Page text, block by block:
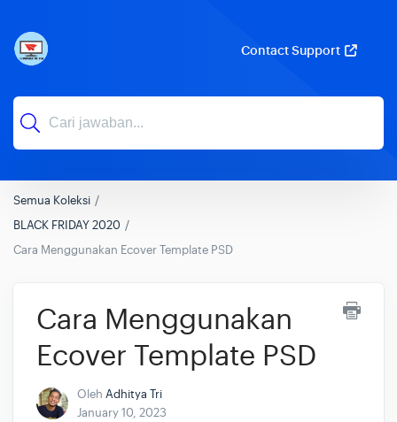
Contact Support
Semua Koleksi
BLACK FRIDAY 2020
Cara Menggunakan Ecover Template PSD
Cara Menggunakan
Ecover Template PSD
Oleh Adhitya Tri
January 10, 2023